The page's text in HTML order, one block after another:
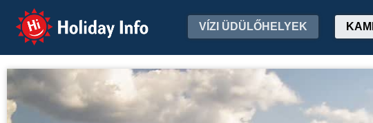
Holiday Info VÍZI ÜDÜLŐHELYEK